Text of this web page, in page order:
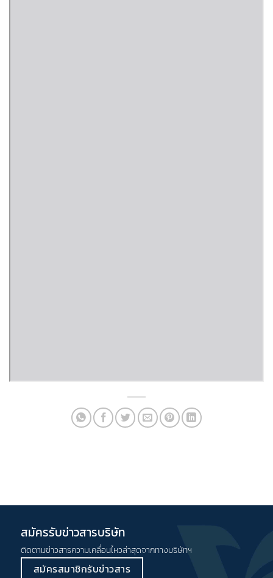
สมัครรับข่าวสารบริษัท
ติดตามข่าวสารความเคลื่อนไหวล่าสุดจากทางบริษัทฯ
สมัครสมาชิกรับข่าวสาร